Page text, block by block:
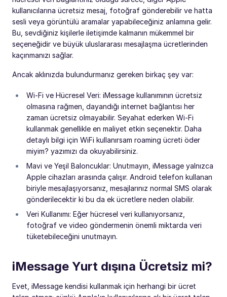
kullanıcılarına ücretsiz mesaj, fotoğraf gönderebilir ve hatta
sesli veya görüntülü aramalar yapabileceğiniz anlamına gelir.
Bu, sevdiğiniz kişilerle iletişimde kalmanın mükemmel bir
seçeneğidir ve büyük uluslararası mesajlaşma ücretlerinden
kaçınmanızı sağlar.
Ancak aklınızda bulundurmanız gereken birkaç şey var:
Wi-Fi ve Hücresel Veri: iMessage kullanımının ücretsiz
olmasına rağmen, dayandığı internet bağlantısı her
zaman ücretsiz olmayabilir. Seyahat ederken Wi-Fi
kullanmak genellikle en maliyet etkin seçenektir. Daha
detaylı bilgi için WiFi kullanırsam roaming ücreti öder
miyim? yazımızı da okuyabilirsiniz.
Mavi ve Yeşil Baloncuklar: Unutmayın, iMessage yalnızca
Apple cihazları arasında çalışır. Android telefon kullanan
biriyle mesajlaşıyorsanız, mesajlarınız normal SMS olarak
gönderilecektir ki bu da ek ücretlere neden olabilir.
Veri Kullanımı: Eğer hücresel veri kullanıyorsanız,
fotoğraf ve video göndermenin önemli miktarda veri
tüketebileceğini unutmayın.
iMessage Yurt dışına Ücretsiz mi?
Evet, iMessage kendisi kullanmak için herhangi bir ücret